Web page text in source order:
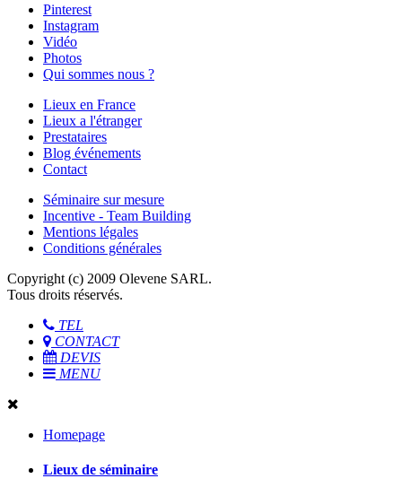
Pinterest
Instagram
Vidéo
Photos
Qui sommes nous ?
Lieux en France
Lieux a l'étranger
Prestataires
Blog événements
Contact
Séminaire sur mesure
Incentive - Team Building
Mentions légales
Conditions générales
Copyright (c) 2009 Olevene SARL.
Tous droits réservés.
TEL
CONTACT
DEVIS
MENU
Homepage
Lieux de séminaire